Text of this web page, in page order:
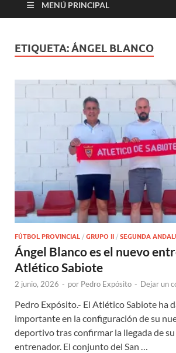
MENÚ PRINCIPAL
ETIQUETA:ÁNGEL BLANCO
FÚTBOL PROVINCIAL / GRUPO II / SEGUNDA
Ángel Blanco es el nuevo
Atlético Sabiote
2 junio, 2026 - por Pedro Expósito - Dejar un
Pedro Expósito.- El Atlético Sabiote ha
importante en la configuración de su
deportivo tras confirmar la llegada de
entrenador. El conjunto del San …